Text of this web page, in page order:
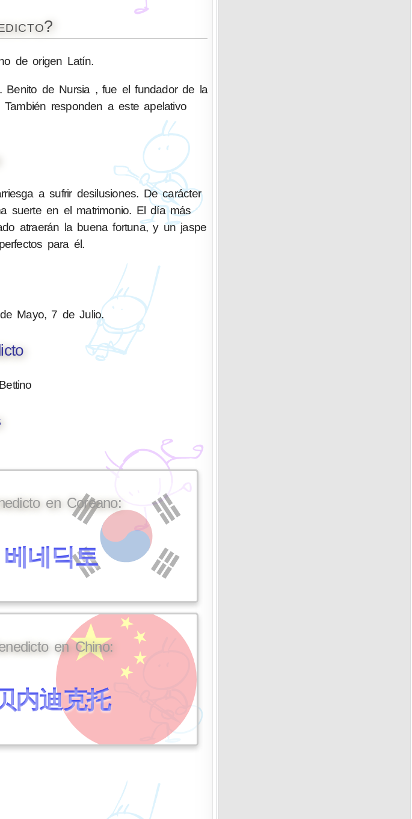
de origen Latín.
Benito de Nursia , fue el fundador de la
responden a este apelativo
a sufrir desilusiones. De carácter
suerte en el matrimonio. El día más
atraerán la buena fortuna, y un jaspe
para él.
Mayo, 7 de Julio.
en Coreano:
베네딕토
en Chino:
内迪克托